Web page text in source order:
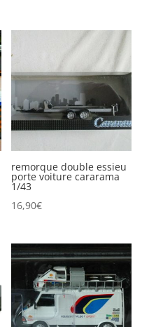
remorque double essieu
porte voiture cararama
1/43
16,90€